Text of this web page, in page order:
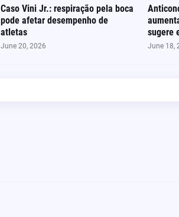
Caso Vini Jr.: respiração pela boca
pode afetar desempenho de
atletas
June 20, 2026
sugere
June 18,